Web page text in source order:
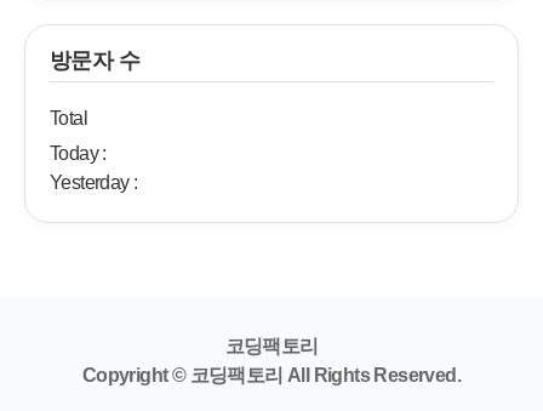
방문자 수
Total
Today :
Yesterday :
코딩팩토리
Copyright © 코딩팩토리 All Rights Reserved.